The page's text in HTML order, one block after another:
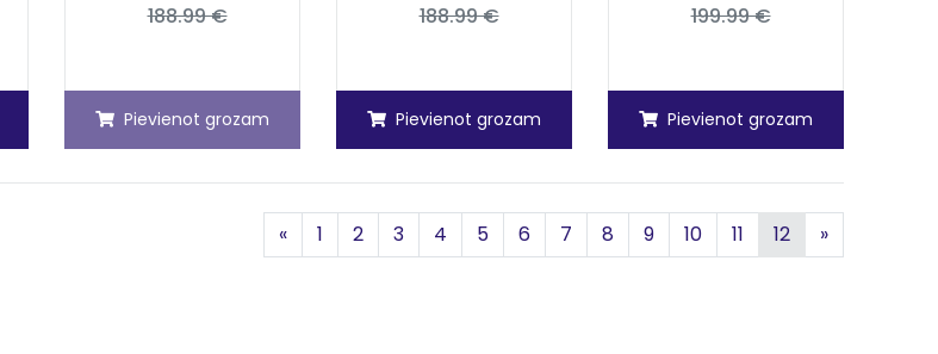
188.99 €
Pievienot grozam
188.99 €
Pievienot grozam
199.99 €
Pievienot grozam
«Iepriekšējā
1 2 3 4 5 6 7 8 9 10 11 12 »Nākamā